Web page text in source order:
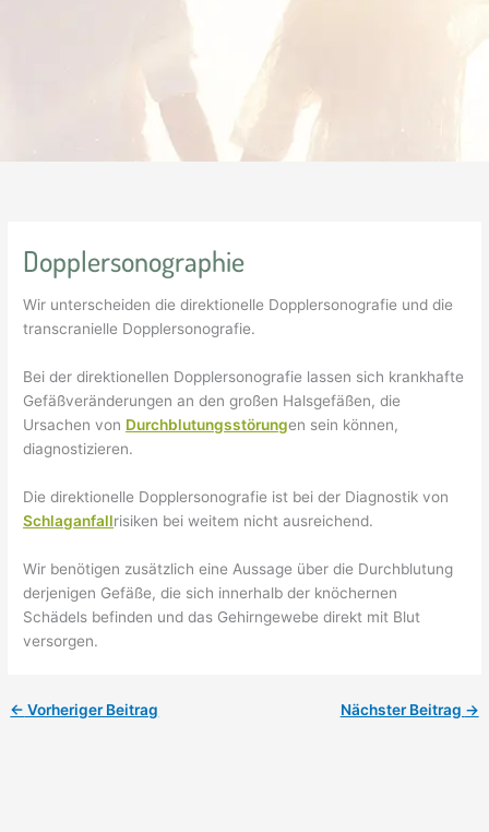
Dopplersonographie
Wir unterscheiden die direktionelle Dopplersonografie und die
transcranielle Dopplersonografie.
Bei der direktionellen Dopplersonografie lassen sich krankhafte
Gefäßveränderungen an den großen Halsgefäßen, die
Ursachen von Durchblutungsstörungen sein können,
diagnostizieren.
Die direktionelle Dopplersonografie ist bei der Diagnostik von
Schlaganfallrisiken bei weitem nicht ausreichend.
Wir benötigen zusätzlich eine Aussage über die Durchblutung
derjenigen Gefäße, die sich innerhalb der knöchernen
Schädels befinden und das Gehirngewebe direkt mit Blut
versorgen.
← Vorheriger Beitrag Nächster Beitrag →